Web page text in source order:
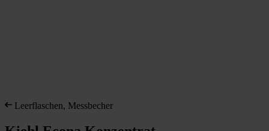
Leerflaschen, Messbecher